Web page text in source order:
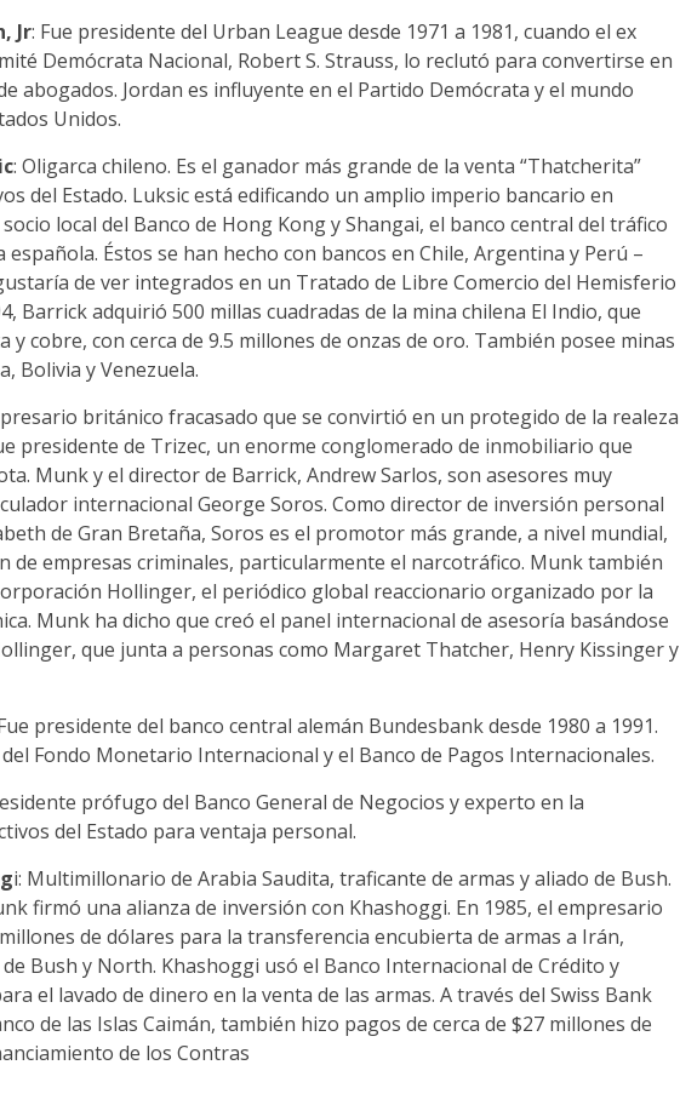
Jr: Fue presidente del Urban League desde 1971 a 1981, cuando el ex
Demócrata Nacional, Robert S. Strauss, lo reclutó para convertirse en
abogados. Jordan es influyente en el Partido Demócrata y el mundo
Unidos.
: Oligarca chileno. Es el ganador más grande de la venta “Thatcherita”
del Estado. Luksic está edificando un amplio imperio bancario en
local del Banco de Hong Kong y Shangai, el banco central del tráfico
española. Éstos se han hecho con bancos en Chile, Argentina y Perú –
de ver integrados en un Tratado de Libre Comercio del Hemisferio
Barrick adquirió 500 millas cuadradas de la mina chilena El Indio, que
y cobre, con cerca de 9.5 millones de onzas de oro. También posee minas
Bolivia y Venezuela.
británico fracasado que se convirtió en un protegido de la realeza
presidente de Trizec, un enorme conglomerado de inmobiliario que
Munk y el director de Barrick, Andrew Sarlos, son asesores muy
internacional George Soros. Como director de inversión personal
de Gran Bretaña, Soros es el promotor más grande, a nivel mundial,
de empresas criminales, particularmente el narcotráfico. Munk también
Hollinger, el periódico global reaccionario organizado por la
Munk ha dicho que creó el panel internacional de asesoría basándose
que junta a personas como Margaret Thatcher, Henry Kissinger y
presidente del banco central alemán Bundesbank desde 1980 a 1991.
Fondo Monetario Internacional y el Banco de Pagos Internacionales.
prófugo del Banco General de Negocios y experto en la
del Estado para ventaja personal.
i: Multimillonario de Arabia Saudita, traficante de armas y aliado de Bush.
firmó una alianza de inversión con Khashoggi. En 1985, el empresario
de dólares para la transferencia encubierta de armas a Irán,
Bush y North. Khashoggi usó el Banco Internacional de Crédito y
el lavado de dinero en la venta de las armas. A través del Swiss Bank
de las Islas Caimán, también hizo pagos de cerca de $27 millones de
de los Contras